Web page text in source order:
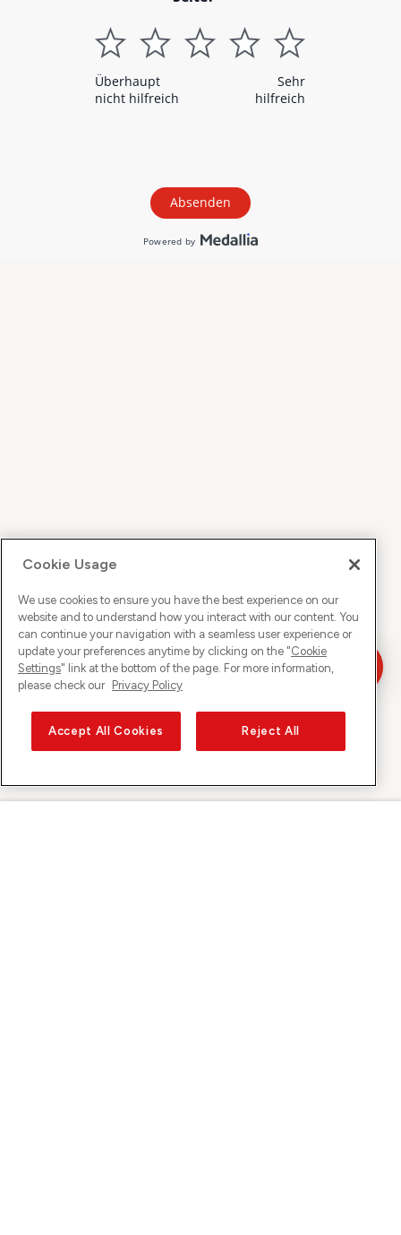
Cookie Usage
We use cookies to ensure you have the best experience on our
website and to understand how you interact with our content. You
can continue your navigation with a seamless user experience or
update your preferences anytime by clicking on the "Cookie
Settings" link at the bottom of the page. For more information,
please check our Privacy Policy
Accept All Cookies Reject All